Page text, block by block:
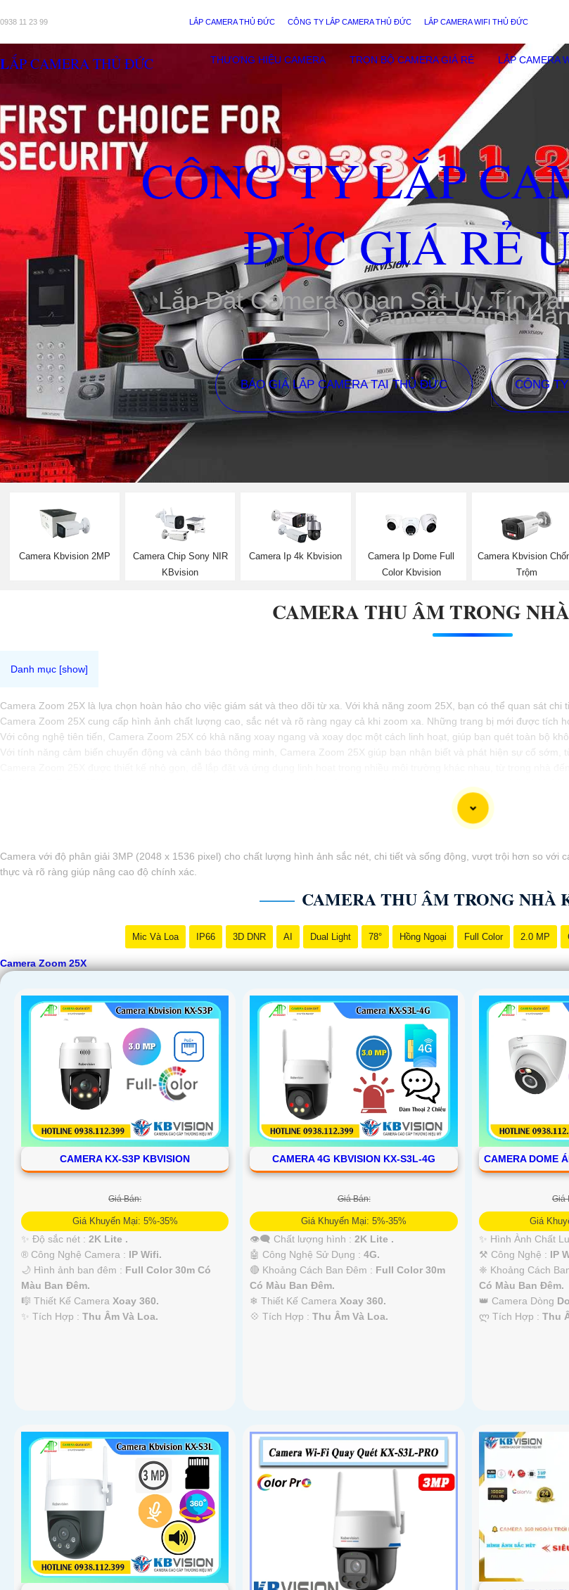
0938 11 23 99 LẮP CAMERA THỦ ĐỨC CÔNG TY LẮP CAMERA THỦ ĐỨC LẮP CAMERA WIFI THỦ ĐỨC
LẮP CAMERA THỦ ĐỨC THƯƠNG HIỆU CAMERA TRỌN BỘ CAMERA GIÁ RẺ LẮP CAMERA
CÔNG TY LẮP
ĐỨC GIÁ RẺ
Lắp Đặt Camera Quan Sát Uy Tín
Camera Chính
BÁO GIÁ LẮP CAMERA TẠI THỦ ĐỨC CÔNG
Camera Kbvision 2MP
Camera Chip Sony NIR
KBvision
Camera Ip 4k Kbvision
Camera Ip Dome Full
Color Kbvision
Camera Kbvision
Trộm
CAMERA THU ÂM TRONG
Camera Zoom 25X là lựa chọn hoàn hảo cho việc giám sát và theo dõi từ xa. Với khả năng zoom 25X, bạn có thể quan sát chi
Camera Zoom 25X cung cấp hình ảnh chất lượng cao, sắc nét và rõ ràng ngay cả khi zoom xa. Những trang bị mới được tích
Với công nghệ tiên tiến, Camera Zoom 25X có khả năng xoay ngang và xoay dọc một cách linh hoạt, giúp bạn quét toàn bộ
Với tính năng cảm biến chuyển động và cảnh báo thông minh, Camera Zoom 25X giúp bạn nhận biết và phát hiện sự cố sớm,
Camera với độ phân giải 3MP (2048 x 1536 pixel) cho chất lượng hình ảnh sắc nét, chi tiết và sống động, vượt trội hơn so với
thực và rõ ràng giúp nâng cao độ chính xác.
CAMERA THU ÂM TRONG NHÀ
Mic Và Loa IP66 3D DNR AI Dual Light 78° Hồng Ngoại Full Color 2.0 MP
Camera Zoom 25X
CAMERA KX-S3P KBVISION
Giá Bán:
Giá Khuyến Mại: 5%-35%
✨ Độ sắc nét : 2K Lite .
®️ Công Nghệ Camera : IP Wifi.
🌙 Hình ảnh ban đêm : Full Color 30m Có
Màu Ban Ðêm.
🎼️ Thiết Kế Camera Xoay 360.
️✨ Tích Hợp : Thu Âm Và Loa.
CAMERA 4G KBVISION KX-S3L-4G
Giá Bán:
Giá Khuyến Mại: 5%-35%
👁️‍🗨 Chất lượng hình :2K Lite .
🤖️ Công Nghệ Sử Dụng :4G.
🔴 Khoảng Cách Ban Đêm : Full Color 30m
Có Màu Ban Ðêm.
❄ Thiết Kế Camera Xoay 360.
️💠 Tích Hợp :Thu Âm Và Loa.
CAMERA DOME
Giá
Giá
✨ Hình Ành Chất
⚒ Công Nghệ : IP
❈ Khoảng Cách
Có Màu Ban Ðêm.
👑 Camera Dòng
️ლ Tích Hợp : Thu